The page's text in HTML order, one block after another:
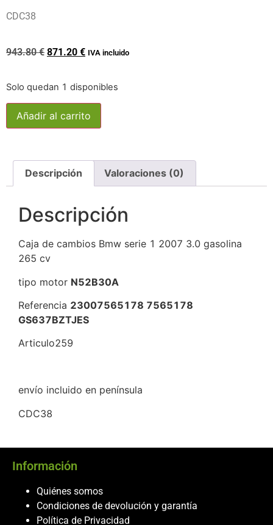
CDC38
943.80€ 871.20 € IVA incluido
Solo quedan 1 disponibles
Añadir al carrito
Descripción Valoraciones (0)
Descripción
Caja de cambios Bmw serie 1 2007 3.0 gasolina
265 cv
tipo motor N52B30A
Referencia 23007565178 7565178
GS637BZTJES
Articulo259
envío incluido en península
CDC38
Información
Quiénes somos
Condiciones de devolución y garantía
Política de Privacidad